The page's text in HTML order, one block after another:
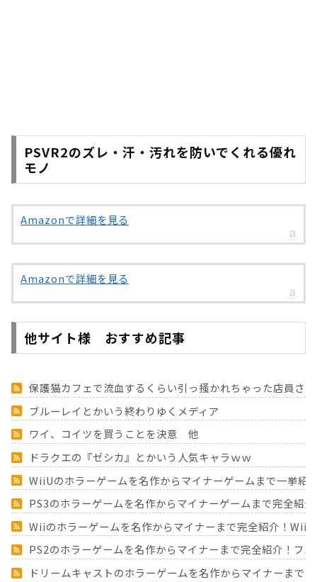
PSVR2のズレ・汗・汚れを防いでくれる優れ
モノ
Amazonで詳細を見る
Amazonで詳細を見る
他サイト様 おすすめ記事
保護猫カフェで流血するくらい引っ掻かれちゃった店員さ
ブルーレイとかいう終わりゆくメディア
ワイ、コイツを買うことを決意 他
ドラクエの『ゼシカ』とかいう人気キャラｗｗ
WiiUのホラーゲームを名作からマイナーゲームまで一挙紹
PS3のホラーゲームを名作からマイナーゲームまで完全紹
Wiiのホラーゲームを名作からマイナーまで完全紹介！Wii
PS2のホラーゲームを名作からマイナーまで完全紹介！フ
ドリームキャストのホラーゲームを名作からマイナーまで